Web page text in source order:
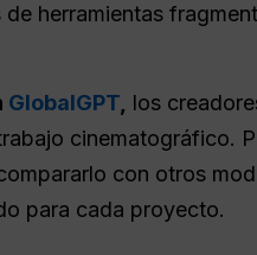
herramientas
GlobalGPT los
cinematográfico.
con otros
para cada proyecto.